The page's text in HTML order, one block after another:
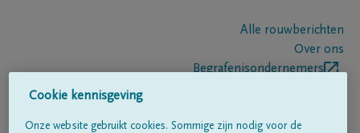
Alle rouwberichten
Over ons
Begrafenisondernemers
Cookie kennisgeving
Onze website gebruikt cookies. Sommige zijn nodig voor de